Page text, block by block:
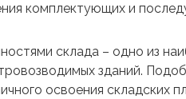
комплектующих и
склада – одно из
зданий.
освоения складских